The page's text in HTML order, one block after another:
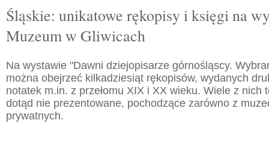
Śląskie: unikatowe rękopisy i księgi na
Muzeum w Gliwicach
Na wystawie "Dawni dziejopisarze górnośląscy.
można obejrzeć kilkadziesiąt rękopisów, wydanych
notatek m.in. z przełomu XIX i XX wieku. Wiele z nich
dotąd nie prezentowane, pochodzące zarówno z
prywatnych.